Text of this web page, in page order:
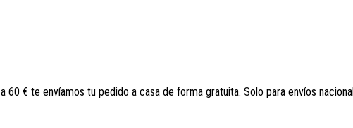
60 € te envíamos tu pedido a casa de forma gratuita. Solo para envíos